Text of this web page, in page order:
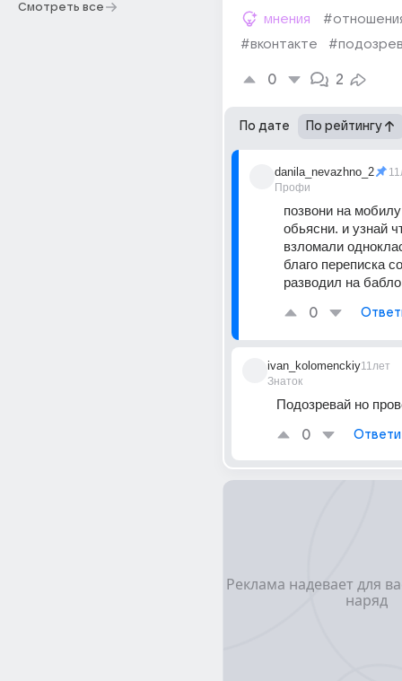
Смотреть все
мнения
#вконтакте
0 2
По дате По рейтингу
danila_nevazhno_2
Профи
позвони на
обьясни. и узнай
взломали
благо переписка
разводил на
0
ivan_kolomenckiy
Знаток
11лет
Подозревай но
0